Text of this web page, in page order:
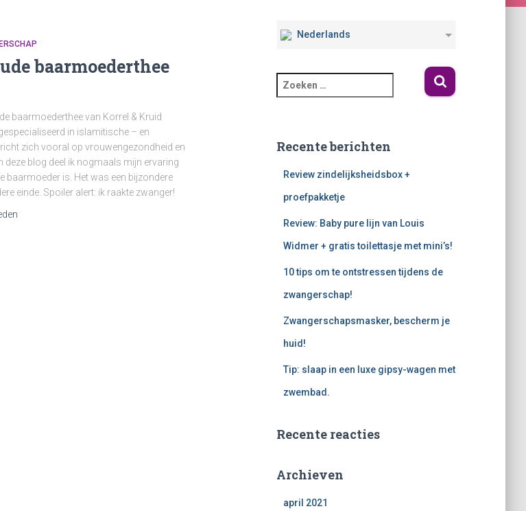
baarmoederthee
baarmoederthee van Korrel & Kruid
in islamitische – en
zich vooral op vrouwengezondheid en
deze blog deel ik nogmaals mijn ervaring
baarmoeder is. Het was een bijzondere
einde. Spoiler alert: ik raakte zwanger!
Nederlands
Recente berichten
Review zindelijksheidsbox +
proefpakketje
Review: Baby pure lijn van Louis
Widmer + gratis toilettasje met mini’s!
10 tips om te ontstressen tijdens de
zwangerschap!
Zwangerschapsmasker, bescherm je
huid!
Tip: slaap in een luxe gipsy-wagen met
zwembad.
Recente reacties
Archieven
april 2021